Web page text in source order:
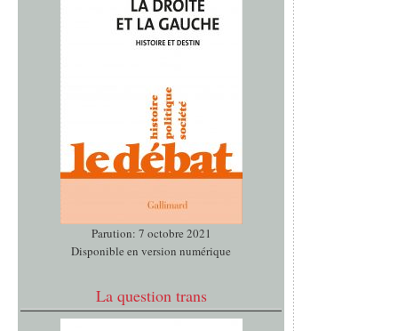
Parution: 7 octobre 2021
Disponible en version numérique
La question trans